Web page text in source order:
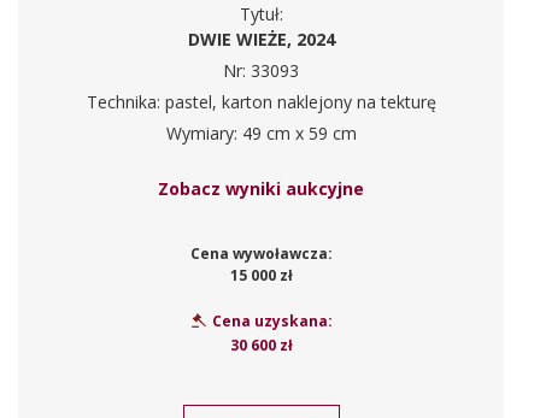
Tytuł:
DWIE WIEŻE, 2024
Nr: 33093
Technika: pastel, karton naklejony na tekturę
Wymiary: 49 cm x 59 cm
Zobacz wyniki aukcyjne
Cena wywoławcza:
15 000 zł
Cena uzyskana:
30 600 zł